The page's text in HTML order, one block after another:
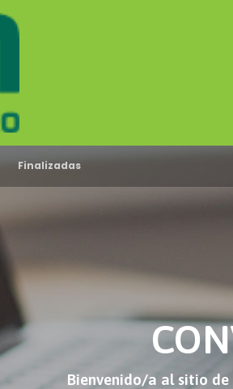
Finalizadas
Bienvenido/a al sitio